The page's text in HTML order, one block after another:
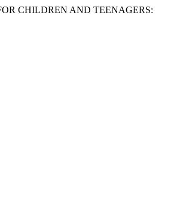
FOR CHILDREN AND TEENAGERS: